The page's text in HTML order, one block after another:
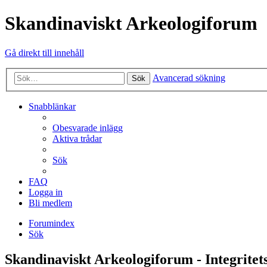
Skandinaviskt Arkeologiforum
Gå direkt till innehåll
Sök Avancerad sökning
Snabblänkar
Obesvarade inlägg
Aktiva trådar
Sök
FAQ
Logga in
Bli medlem
Forumindex
Sök
Skandinaviskt Arkeologiforum -